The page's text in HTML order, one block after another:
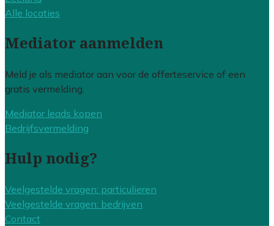
Alle locaties
Mediator aanmelden
Meld je als mediator aan voor de offerteservice of een
gratis vermelding.
Mediator leads kopen
Bedrijfsvermelding
Hulp nodig?
Veelgestelde vragen: particulieren
Veelgestelde vragen: bedrijven
Contact